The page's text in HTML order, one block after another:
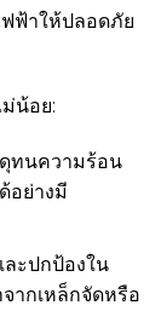
ฟฟ้าให้ปลอดภัย
น้อย:
ทนความร้อน
อย่างมี
ะปกป้องใน
ากเหล็กจัดหรือ